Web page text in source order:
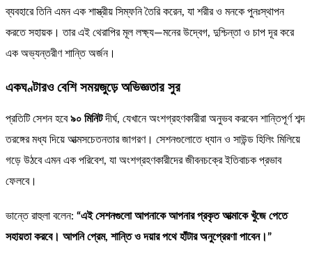
ব্যবহারে তিনি এমন এক শাস্ত্রীয় সিম্ফনি তৈরি করেন, যা শরীর ও মনকে পুনঃস্থাপন
করতে সহায়ক। তার এই থেরাপির মূল লক্ষ্য—মনের উদ্বেগ, দুশ্চিন্তা ও চাপ দূর করে
এক অভ্যন্তরীণ শান্তি অর্জন।
একঘণ্টারও বেশি সময়জুড়ে অভিজ্ঞতার সুর
প্রতিটি সেশন হবে৯০ মিনিটদীর্ঘ, যেখানে অংশগ্রহণকারীরা অনুভব করবেন শান্তিপূর্ণ শব্দ
তরঙ্গের মধ্য দিয়ে আত্মসচেতনতার জাগরণ। সেশনগুলোতে ধ্যান ও সাউন্ড হিলিং মিলিয়ে
গড়ে উঠবে এমন এক পরিবেশ, যা অংশগ্রহণকারীদের জীবনচক্রে ইতিবাচক প্রভাব
ফেলবে।
ভান্তে রাহুলা বলেন: “এই সেশনগুলো আপনাকে আপনার প্রকৃত আত্মাকে খুঁজে পেতে
সহায়তা করবে। আপনি প্রেম, শান্তি ও দয়ার পথে হাঁটার অনুপ্রেরণা পাবেন।”